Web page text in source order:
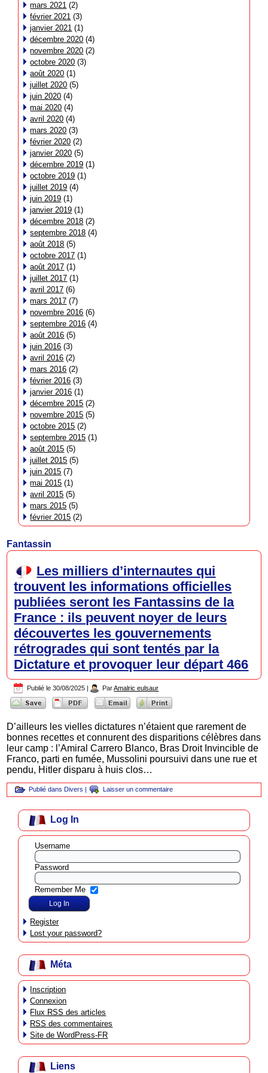
mars 2021 (2)
février 2021 (3)
janvier 2021 (1)
décembre 2020 (4)
novembre 2020 (2)
octobre 2020 (3)
août 2020 (1)
juillet 2020 (5)
juin 2020 (4)
mai 2020 (4)
avril 2020 (4)
mars 2020 (3)
février 2020 (2)
janvier 2020 (5)
décembre 2019 (1)
octobre 2019 (1)
juillet 2019 (4)
juin 2019 (1)
janvier 2019 (1)
décembre 2018 (2)
septembre 2018 (4)
août 2018 (5)
octobre 2017 (1)
août 2017 (1)
juillet 2017 (1)
avril 2017 (6)
mars 2017 (7)
novembre 2016 (6)
septembre 2016 (4)
août 2016 (5)
juin 2016 (3)
avril 2016 (2)
mars 2016 (2)
février 2016 (3)
janvier 2016 (1)
décembre 2015 (2)
novembre 2015 (5)
octobre 2015 (2)
septembre 2015 (1)
août 2015 (5)
juillet 2015 (5)
juin 2015 (7)
mai 2015 (1)
avril 2015 (5)
mars 2015 (5)
février 2015 (2)
Fantassin
Les milliers d’internautes qui
trouvent les informations officielles
publiées seront les Fantassins de la
France : ils peuvent noyer de leurs
découvertes les gouvernements
rétrogrades qui sont tentés par la
Dictature et provoquer leur départ 466
Publié le 30/08/2025 | Par Amalric eulsaur
D’ailleurs les vielles dictatures n’étaient que rarement de
bonnes recettes et connurent des disparitions célèbres dans
leur camp : l’Amiral Carrero Blanco, Bras Droit Invincible de
Franco, parti en fumée, Mussolini poursuivi dans une rue et
pendu, Hitler disparu à huis clos…
Publié dans Divers | Laisser un commentaire
Log In
Username
Password
Remember Me
Register
Lost your password?
Méta
Inscription
Connexion
Flux RSS des articles
RSS des commentaires
Site de WordPress-FR
Liens